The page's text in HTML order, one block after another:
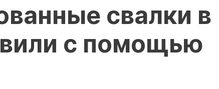
свалки в
с помощью